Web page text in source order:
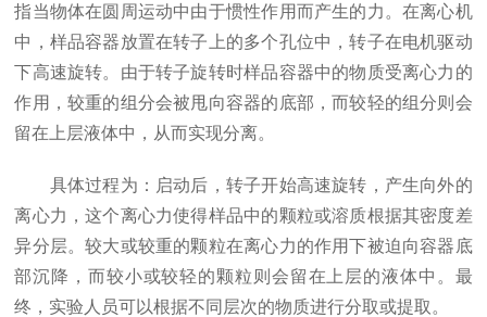
指当物体在圆周运动中由于惯性作用而产生的力。在离心机
中，样品容器放置在转子上的多个孔位中，转子在电机驱动
下高速旋转。由于转子旋转时样品容器中的物质受离心力的
作用，较重的组分会被甩向容器的底部，而较轻的组分则会
留在上层液体中，从而实现分离。
具体过程为：启动后，转子开始高速旋转，产生向外的
离心力，这个离心力使得样品中的颗粒或溶质根据其密度差
异分层。较大或较重的颗粒在离心力的作用下被迫向容器底
部沉降，而较小或较轻的颗粒则会留在上层的液体中。最
终，实验人员可以根据不同层次的物质进行分取或提取。